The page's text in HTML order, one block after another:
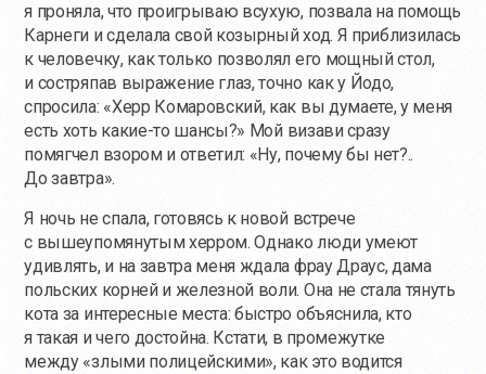
я проняла, что проигрываю всухую, позвала на помощь
Карнеги и сделала свой козырный ход. Я приблизилась
к человечку, как только позволял его мощный стол,
и состряпав выражение глаз, точно как у Йодо,
спросила: «Херр Комаровский, как вы думаете, у меня
есть хоть какие-тошансы?» Мой визави сразу
помягчел взором и ответил: «Ну, почему бы нет?..
До завтра».
Я ночь не спала, готовясь к новой встрече
с вышеупомянутым херром. Однако люди умеют
удивлять, и на завтра меня ждала фрау Драус, дама
польских корней и железной воли. Она не стала тянуть
кота за интересные места: быстро объяснила, кто
я такая и чего достойна. Кстати, в промежутке
между «злыми полицейскими», как это водится